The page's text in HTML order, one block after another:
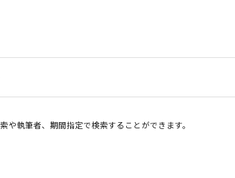
や執筆者、期間指定で検索することができます。